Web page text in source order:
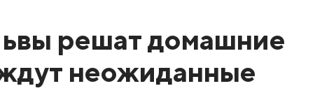
решат домашние
неожиданные